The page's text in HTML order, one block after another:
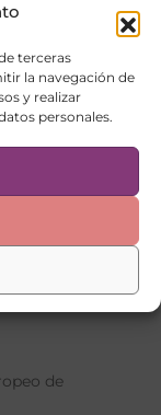
terceras
la navegación de
y realizar
personales.
de
de